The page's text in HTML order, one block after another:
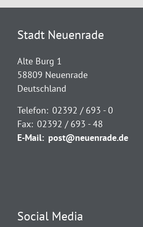
Stadt Neuenrade
Alte Burg 1
58809 Neuenrade
Deutschland
Telefon: 02392 / 693 - 0
Fax: 02392 / 693 - 48
E-Mail: post@neuenrade.de
Social Media